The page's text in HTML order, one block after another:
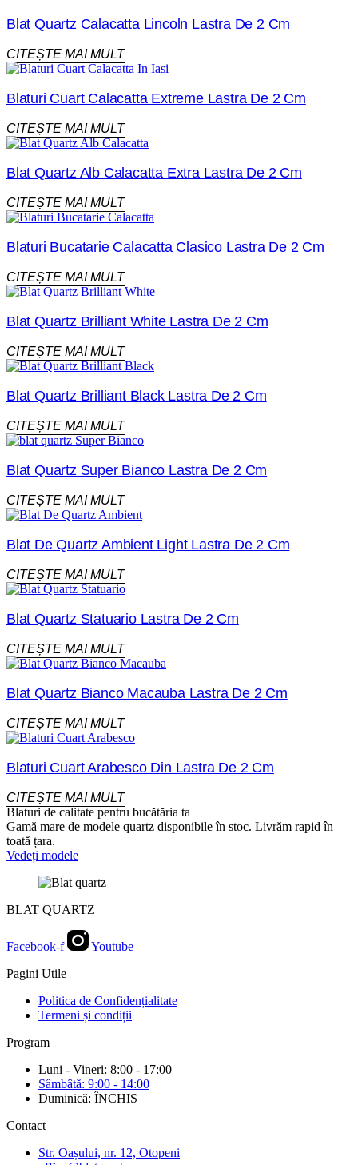
Blat Quartz Calacatta Lincoln Lastra De 2 Cm
CITEȘTE MAI MULT
Blaturi Cuart Calacatta Extreme Lastra De 2 Cm
CITEȘTE MAI MULT
Blat Quartz Alb Calacatta Extra Lastra De 2 Cm
CITEȘTE MAI MULT
Blaturi Bucatarie Calacatta Clasico Lastra De 2 Cm
CITEȘTE MAI MULT
Blat Quartz Brilliant White Lastra De 2 Cm
CITEȘTE MAI MULT
Blat Quartz Brilliant Black Lastra De 2 Cm
CITEȘTE MAI MULT
Blat Quartz Super Bianco Lastra De 2 Cm
CITEȘTE MAI MULT
Blat De Quartz Ambient Light Lastra De 2 Cm
CITEȘTE MAI MULT
Blat Quartz Statuario Lastra De 2 Cm
CITEȘTE MAI MULT
Blat Quartz Bianco Macauba Lastra De 2 Cm
CITEȘTE MAI MULT
Blaturi Cuart Arabesco Din Lastra De 2 Cm
CITEȘTE MAI MULT
Blaturi de calitate pentru bucătăria ta
Gamă mare de modele quartz disponibile în stoc. Livrăm rapid în
toată țara.
Vedeți modele
BLAT QUARTZ
Facebook-f
Youtube
Pagini Utile
Politica de Confidențialitate
Termeni și condiții
Program
Luni - Vineri: 8:00 - 17:00
Sâmbâtă: 9:00 - 14:00
Duminică: ÎNCHIS
Contact
Str. Oașului, nr. 12, Otopeni